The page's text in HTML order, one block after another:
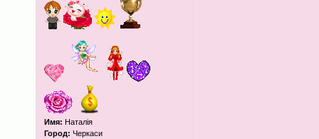
Имя: Наталія
Город: Черкаси